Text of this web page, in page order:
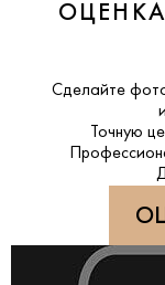
Сделайте
Точную